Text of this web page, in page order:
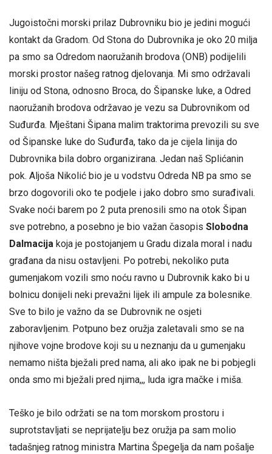
Jugoistočni morski prilaz Dubrovniku bio je jedini mogući
kontakt da Gradom. Od Stona do Dubrovnika je oko 20 milja
pa smo sa Odredom naoružanih brodova (ONB) podijelili
morski prostor našeg ratnog djelovanja. Mi smo održavali
liniju od Stona, odnosno Broca, do Šipanske luke, a Odred
naoružanih brodova održavao je vezu sa Dubrovnikom od
Suđurđa. Mještani Šipana malim traktorima prevozili su sve
od Šipanske luke do Suđurđa, tako da je cijela linija do
Dubrovnika bila dobro organizirana. Jedan naš Splićanin
pok. Aljoša Nikolić bio je u vodstvu Odreda NB pa smo se
brzo dogovorili oko te podjele i jako dobro smo surađivali.
Svake noći barem po 2 puta prenosili smo na otok Šipan
sve potrebno, a posebno je bio važan časopis Slobodna
Dalmacija koja je postojanjem u Gradu dizala moral i nadu
građana da nisu ostavljeni. Po potrebi, nekoliko puta
gumenjakom vozili smo noću ravno u Dubrovnik kako bi u
bolnicu donijeli neki prevažni lijek ili ampule za bolesnike.
Sve to bilo je važno da se Dubrovnik ne osjeti
zaboravljenim. Potpuno bez oružja zaletavali smo se na
njihove vojne brodove koji su u neznanju da u gumenjaku
nemamo ništa bježali pred nama, ali ako ipak ne bi pobjegli
onda smo mi bježali pred njima,,, luda igra mačke i miša.
Teško je bilo održati se na tom morskom prostoru i
suprotstavljati se neprijatelju bez oružja pa sam molio
tadašnjeg ratnog ministra Martina Špegelja da nam pošalje